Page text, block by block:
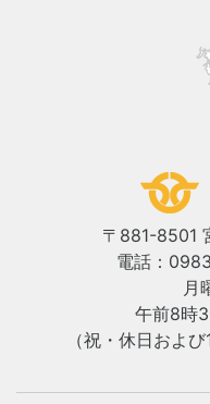
〒881-8501
電話：
月
午前8時
（祝・休日およ